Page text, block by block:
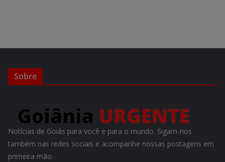
Sobre
Notícias de Goiás para você e para o mundo. Sigam-nos
também nas redes sociais e acompanhe nossas postagens em
primeira mão.